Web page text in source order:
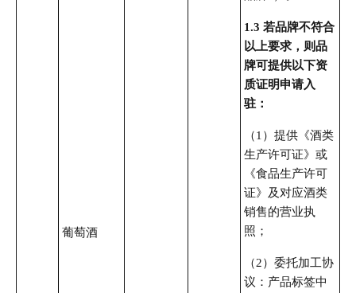
葡萄酒
1.3 若品牌不符合
以上要求，则品
牌可提供以下资
质证明申请入
驻：
（1）提供《酒类
生产许可证》或
《食品生产许可
证》及对应酒类
销售的营业执
照；
（2）委托加工协
议：产品标签中